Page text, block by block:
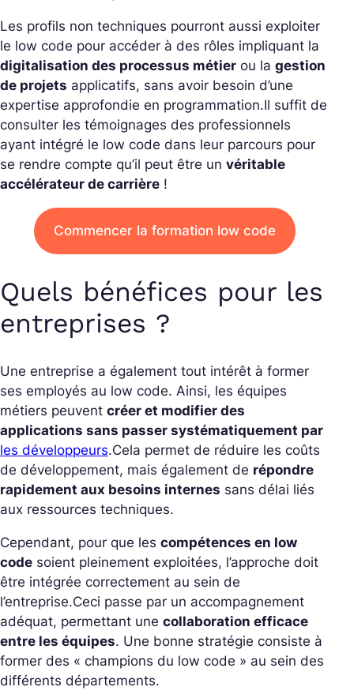
Les profils non techniques pourront aussi exploiter
le low code pour accéder à des rôles impliquant la
digitalisation des processus métier ou la gestion
de projets applicatifs, sans avoir besoin d’une
expertise approfondie en programmation.Il suffit de
consulter les témoignages des professionnels
ayant intégré le low code dans leur parcours pour
se rendre compte qu’il peut être un véritable
accélérateur de carrière !
Commencer la formation low code
Quels bénéfices pour les
entreprises ?
Une entreprise a également tout intérêt à former
ses employés au low code. Ainsi, les équipes
métiers peuvent créer et modifier des
applications sans passer systématiquement par
les développeurs.Cela permet de réduire les coûts
de développement, mais également de répondre
rapidement aux besoins internes sans délai liés
aux ressources techniques.
Cependant, pour que les compétences en low
code soient pleinement exploitées, l’approche doit
être intégrée correctement au sein de
l’entreprise.Ceci passe par un accompagnement
adéquat, permettant une collaboration efficace
entre les équipes. Une bonne stratégie consiste à
former des « champions du low code » au sein des
différents départements.